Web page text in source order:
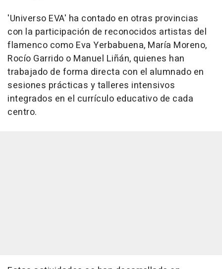
'Universo EVA' ha contado en otras provincias
con la participación de reconocidos artistas del
flamenco como Eva Yerbabuena, María Moreno,
Rocío Garrido o Manuel Liñán, quienes han
trabajado de forma directa con el alumnado en
sesiones prácticas y talleres intensivos
integrados en el currículo educativo de cada
centro.